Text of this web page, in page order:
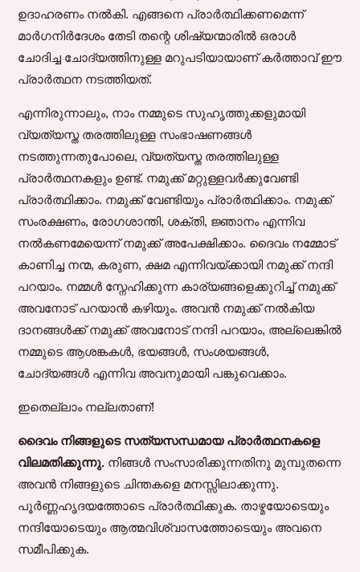
ഉദാഹരണം നൽകി. എങ്ങനെ പ്രാർത്ഥിക്കണമെന്ന്
മാർഗനിർദേശം തേടി തന്റെ ശിഷ്യന്മാരിൽ ഒരാൾ
ചോദിച്ച ചോദ്യത്തിനുള്ള മറുപടിയായാണ് കർത്താവ് ഈ
പ്രാർത്ഥന നടത്തിയത്.
എന്നിരുന്നാലും, നാം നമ്മുടെ സുഹൃത്തുക്കളുമായി
വ്യത്യസ്ത തരത്തിലുള്ള സംഭാഷണങ്ങൾ
നടത്തുന്നതുപോലെ, വ്യത്യസ്ത തരത്തിലുള്ള
പ്രാർത്ഥനകളും ഉണ്ട്. നമുക്ക് മറ്റുള്ളവർക്കുവേണ്ടി
പ്രാർത്ഥിക്കാം. നമുക്ക് വേണ്ടിയും പ്രാർത്ഥിക്കാം. നമുക്ക്
സംരക്ഷണം, രോഗശാന്തി, ശക്തി, ജ്ഞാനം എന്നിവ
നൽകണമേയെന്ന് നമുക്ക് അപേക്ഷിക്കാം. ദൈവം നമ്മോട്
കാണിച്ച നന്മ, കരുണ, ക്ഷമ എന്നിവയ്ക്കായി നമുക്ക് നന്ദി
പറയാം. നമ്മൾ സ്നേഹിക്കുന്ന കാര്യങ്ങളെക്കുറിച്ച് നമുക്ക്
അവനോട് പറയാൻ കഴിയും. അവൻ നമുക്ക് നൽകിയ
ദാനങ്ങൾക്ക് നമുക്ക് അവനോട് നന്ദി പറയാം, അല്ലെങ്കിൽ
നമ്മുടെ ആശങ്കകൾ, ഭയങ്ങൾ, സംശയങ്ങൾ,
ചോദ്യങ്ങൾ എന്നിവ അവനുമായി പങ്കുവെക്കാം.
ഇതെല്ലാം നല്ലതാണ്!
ദൈവം നിങ്ങളുടെ സത്യസന്ധമായ പ്രാർത്ഥനകളെ
വിലമതിക്കുന്നു. നിങ്ങൾ സംസാരിക്കുന്നതിനു മുമ്പുതന്നെ
അവൻ നിങ്ങളുടെ ചിന്തകളെ മനസ്സിലാക്കുന്നു.
പൂർണ്ണഹൃദയത്തോടെ പ്രാർത്ഥിക്കുക. താഴ്മയോടെയും
നന്ദിയോടെയും ആത്മവിശ്വാസത്തോടെയും അവനെ
സമീപിക്കുക.